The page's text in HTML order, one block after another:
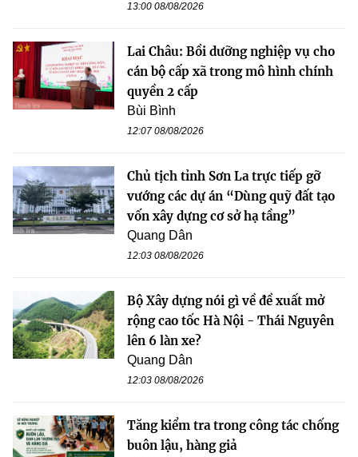
13:00 08/08/2026
Lai Châu: Bồi dưỡng nghiệp vụ cho
cán bộ cấp xã trong mô hình chính
quyền 2 cấp
Bùi Bình
12:07 08/08/2026
Chủ tịch tỉnh Sơn La trực tiếp gỡ
vướng các dự án “Dùng quỹ đất tạo
vốn xây dựng cơ sở hạ tầng”
Quang Dân
12:03 08/08/2026
Bộ Xây dựng nói gì về đề xuất mở
rộng cao tốc Hà Nội - Thái Nguyên
lên 6 làn xe?
Quang Dân
12:03 08/08/2026
Tăng kiểm tra trong công tác chống
buôn lậu, hàng giả